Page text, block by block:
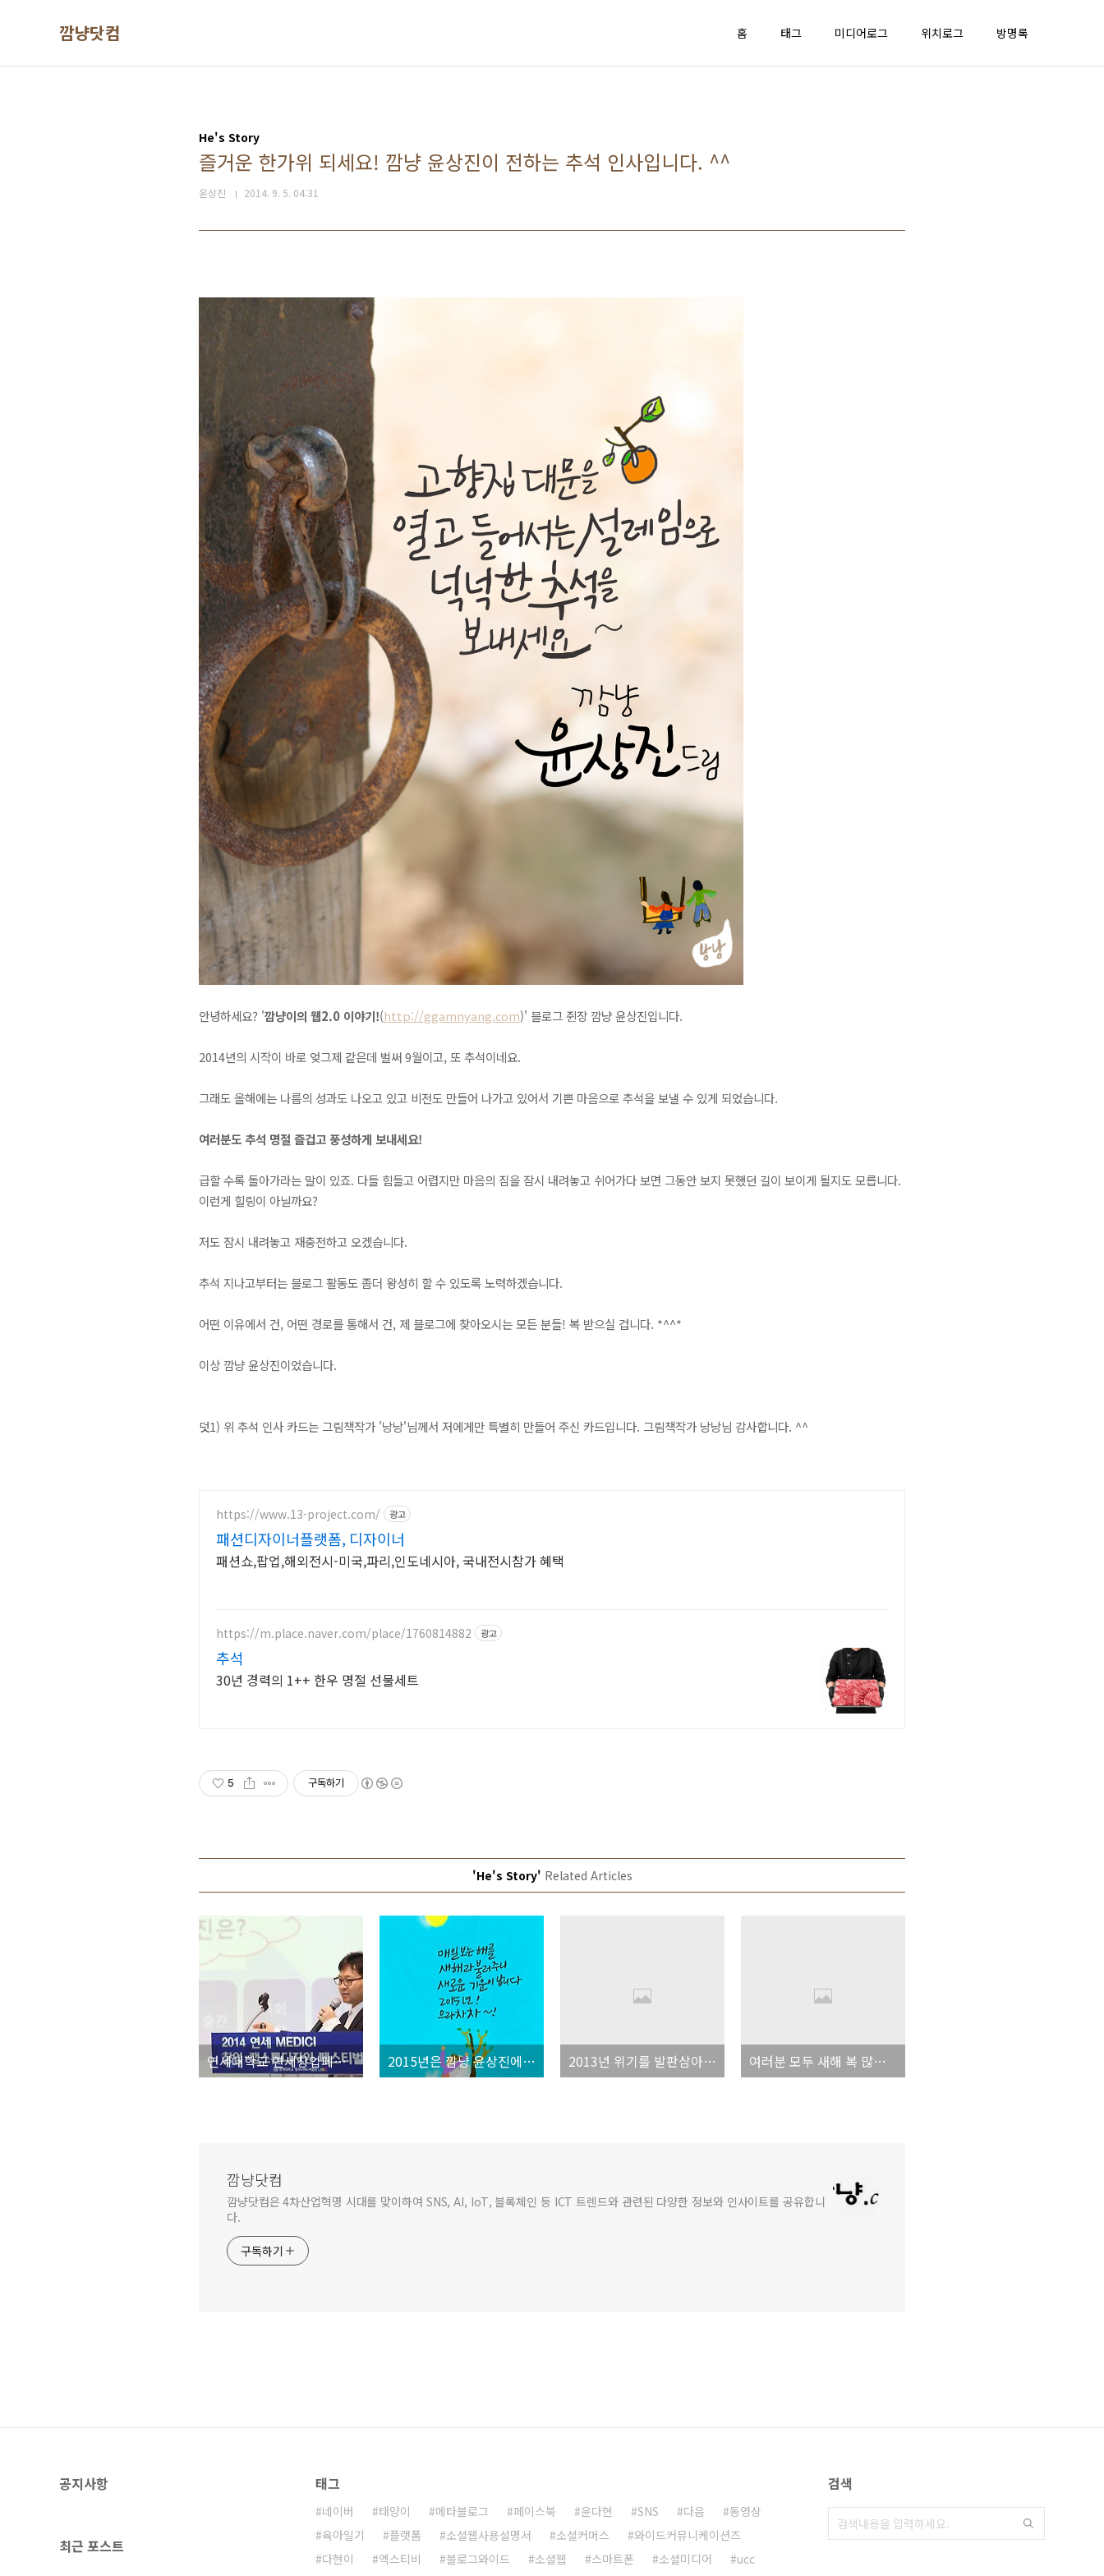
깜냥닷컴 홈 태그 미디어로그 위치로그 방명록
He's Story
즐거운 한가위 되세요! 깜냥 윤상진이 전하는 추석 인사입니다. ^^
윤상진 2014. 9. 5. 04:31
안녕하세요? '깜냥이의 웹2.0 이야기!(http://ggamnyang.com)' 블로그 쥔장 깜냥 윤상진입니다.
2014년의 시작이 바로 엊그제 같은데 벌써 9월이고, 또 추석이네요.
그래도 올해에는 나름의 성과도 나오고 있고 비전도 만들어 나가고 있어서 기쁜 마음으로 추석을 보낼 수 있게 되었습니다.
여러분도 추석 명절 즐겁고 풍성하게 보내세요!
급할 수록 돌아가라는 말이 있죠. 다들 힘들고 어렵지만 마음의 짐을 잠시 내려놓고 쉬어가다 보면 그동안 보지 못했던 길이 보이게 될지도 모릅니다.
이런게 힐링이 아닐까요?
저도 잠시 내려놓고 재충전하고 오겠습니다.
추석 지나고부터는 블로그 활동도 좀더 왕성히 할 수 있도록 노력하겠습니다.
어떤 이유에서 건, 어떤 경로를 통해서 건, 제 블로그에 찾아오시는 모든 분들! 복 받으실 겁니다. *^^*
이상 깜냥 윤상진이었습니다.
덧1) 위 추석 인사 카드는 그림책작가 '낭낭'님께서 저에게만 특별히 만들어 주신 카드입니다. 그림책작가 낭낭님 감사합니다. ^^
https://www.13-project.com/ 광고
패션디자이너플랫폼, 디자이너
패션쇼,팝업,해외전시-미국,파리,인도네시아, 국내전시참가 혜택
https://m.place.naver.com/place/1760814882 광고
추석
30년 경력의 1++ 한우 명절 선물세트
5 구독하기
'He's Story' Related Articles
연세대학교 연세창업페스티벌에서 강의한 콘텐츠로 창업하기 특강 2015년은 깜냥 윤상진에게 도약의 한 해입니다! 2013년 위기를 발판삼아 2014년에는 더욱 도약하는 한해가 되도록 노력하겠습니다. 여러분 모두 새해 복 많이 받으세요!
깜냥닷컴
깜냥닷컴은 4차산업혁명 시대를 맞이하여 SNS, AI, IoT, 블록체인 등 ICT 트렌드와 관련된 다양한 정보와 인사이트를 공유합니
다.
구독하기
공지사항
최근 포스트
태그
네이버 태양이 메타블로그 페이스북 윤다현 SNS 다음
동영상
육아일기
플랫폼 소셜웹사용설명서 소셜커머스
와이드커뮤니케이션즈
다현이
엑스티비 블로그와이드 소셜웹 스마트폰 소셜미디어
ucc
검색